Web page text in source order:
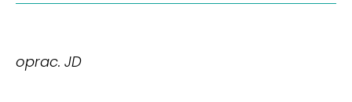
oprac. JD